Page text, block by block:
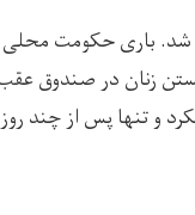
شد. باری حکومت
زنان در صندوق
و تنها پس از چند